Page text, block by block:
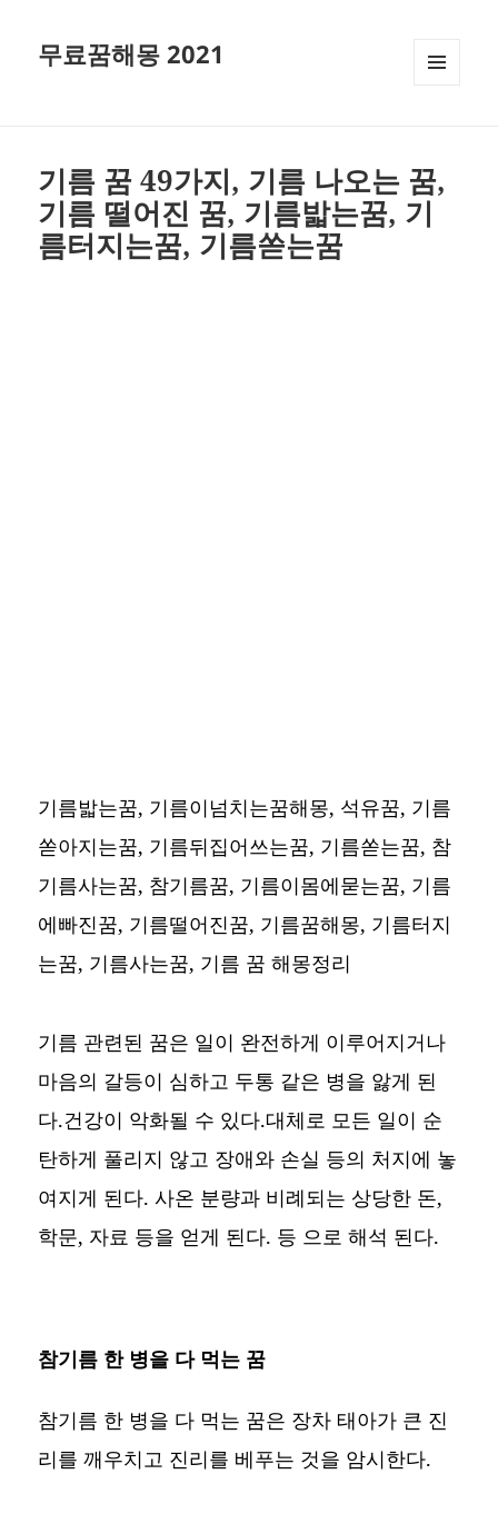
무료꿈해몽 2021
기름 꿈 49가지, 기름 나오는 꿈,
기름 떨어진 꿈, 기름밟는꿈, 기
름터지는꿈, 기름쏟는꿈
기름밟는꿈, 기름이넘치는꿈해몽, 석유꿈, 기름
쏟아지는꿈, 기름뒤집어쓰는꿈, 기름쏟는꿈, 참
기름사는꿈, 참기름꿈, 기름이몸에묻는꿈, 기름
에빠진꿈, 기름떨어진꿈, 기름꿈해몽, 기름터지
는꿈, 기름사는꿈, 기름 꿈 해몽정리
기름 관련된 꿈은 일이 완전하게 이루어지거나
마음의 갈등이 심하고 두통 같은 병을 앓게 된
다.건강이 악화될 수 있다.대체로 모든 일이 순
탄하게 풀리지 않고 장애와 손실 등의 처지에 놓
여지게 된다. 사온 분량과 비례되는 상당한 돈,
학문, 자료 등을 얻게 된다. 등 으로 해석 된다.
참기름 한 병을 다 먹는 꿈
참기름 한 병을 다 먹는 꿈은 장차 태아가 큰 진
리를 깨우치고 진리를 베푸는 것을 암시한다.